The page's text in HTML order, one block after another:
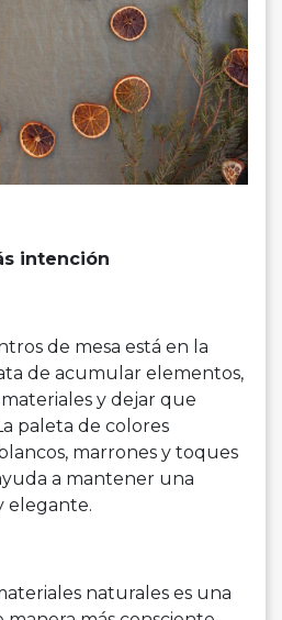
intención
de mesa está en la
de acumular elementos,
y dejar que
paleta de colores
marrones y toques
a mantener una
elegante.
naturales es una